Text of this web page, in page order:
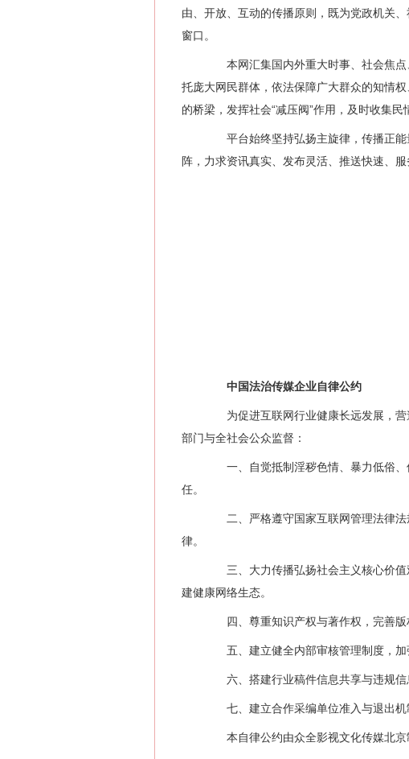
由、开放、互动的传播原则，既为党政机关
窗口。
本网汇集国内外重大时事、社会焦点
托庞大网民群体，依法保障广大群众的知情
的桥梁，发挥社会“减压阀”作用，及时收集
平台始终坚持弘扬主旋律，传播正能
阵，力求资讯真实、发布灵活、推送快速、
中国法治传媒企业自律公约
为促进互联网行业健康长远发展，营
部门与全社会公众监督：
一、自觉抵制淫秽色情、暴力低俗、
任。
二、严格遵守国家互联网管理法律法
律。
三、大力传播弘扬社会主义核心价值
建健康网络生态。
四、尊重知识产权与著作权，完善版
五、建立健全内部审核管理制度，加
六、搭建行业稿件信息共享与违规信
七、建立合作采编单位准入与退出机
本自律公约由众全影视文化传媒北京